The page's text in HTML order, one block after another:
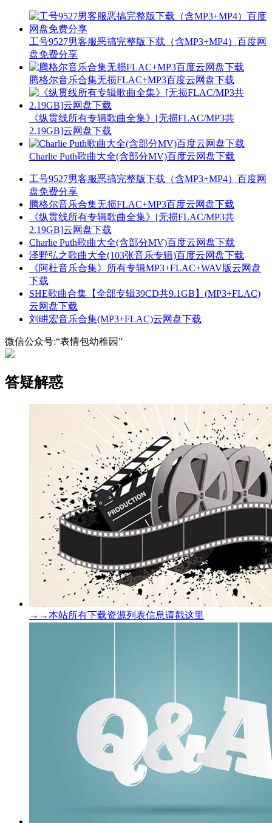
工号9527男客服恶搞完整版下载（含MP3+MP4）百度网
盘免费分享
腾格尔音乐合集无损FLAC+MP3百度云网盘下载
《纵贯线所有专辑歌曲全集》[无损FLAC/MP3共
2.19GB]云网盘下载
Charlie Puth歌曲大全(含部分MV)百度云网盘下载
工号9527男客服恶搞完整版下载（含MP3+MP4）百度网
盘免费分享
腾格尔音乐合集无损FLAC+MP3百度云网盘下载
《纵贯线所有专辑歌曲全集》[无损FLAC/MP3共
2.19GB]云网盘下载
Charlie Puth歌曲大全(含部分MV)百度云网盘下载
泽野弘之歌曲大全(103张音乐专辑)百度云网盘下载
《阿杜音乐合集》所有专辑MP3+FLAC+WAV版云网盘
下载
SHE歌曲合集【全部专辑39CD共9.1GB】(MP3+FLAC)
云网盘下载
刘畊宏音乐合集(MP3+FLAC)云网盘下载
微信公众号:“表情包幼稚园”
答疑解惑
→→本站所有下载资源列表信息请戳这里